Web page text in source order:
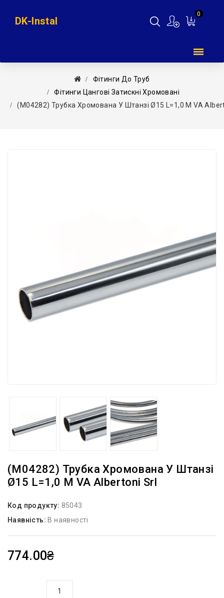
0
DK-Instal
Фітинги До Труб
Фітинги Цангові Затискні Хромовані
(M04282) Трубка Хромована У Штанзі Ø15 L=1,0 М VA
(M04282) Трубка Хромована У Штанзі
Ø15 L=1,0 М VA Albertoni Srl
Код продукту: 85043
Наявність: В наявності
774.00₴